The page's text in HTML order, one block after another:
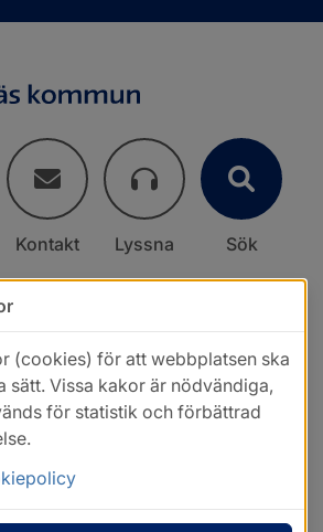
Kontakt Lyssna Sök
(cookies) för att webbplatsen ska
sätt. Vissa kakor är nödvändiga,
för statistik och förbättrad